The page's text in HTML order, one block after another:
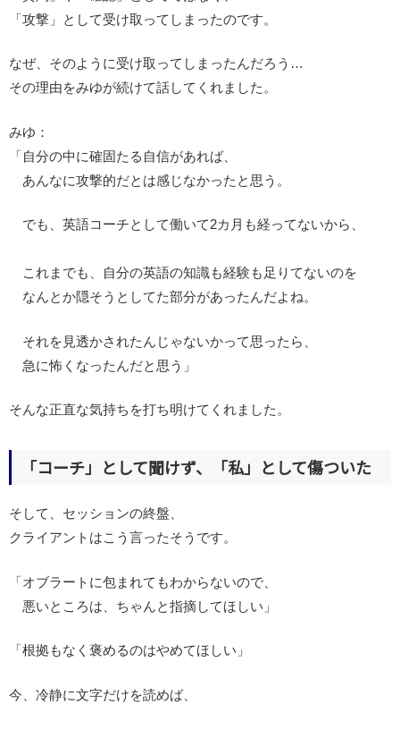
「攻撃」として受け取ってしまったのです。
なぜ、そのように受け取ってしまったんだろう…
その理由をみゆが続けて話してくれました。
みゆ：
「自分の中に確固たる自信があれば、
あんなに攻撃的だとは感じなかったと思う。
でも、英語コーチとして働いて2カ月も経ってないから、
これまでも、自分の英語の知識も経験も足りてないのを
なんとか隠そうとしてた部分があったんだよね。
それを見透かされたんじゃないかって思ったら、
急に怖くなったんだと思う」
そんな正直な気持ちを打ち明けてくれました。
「コーチ」として聞けず、「私」として傷ついた
そして、セッションの終盤、
クライアントはこう言ったそうです。
「オブラートに包まれてもわからないので、
悪いところは、ちゃんと指摘してほしい」
「根拠もなく褒めるのはやめてほしい」
今、冷静に文字だけを読めば、